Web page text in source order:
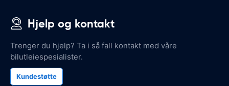
Hjelp og kontakt
Trenger du hjelp? Ta i så fall kontakt med våre
bilutleiespesialister.
Kundestøtte